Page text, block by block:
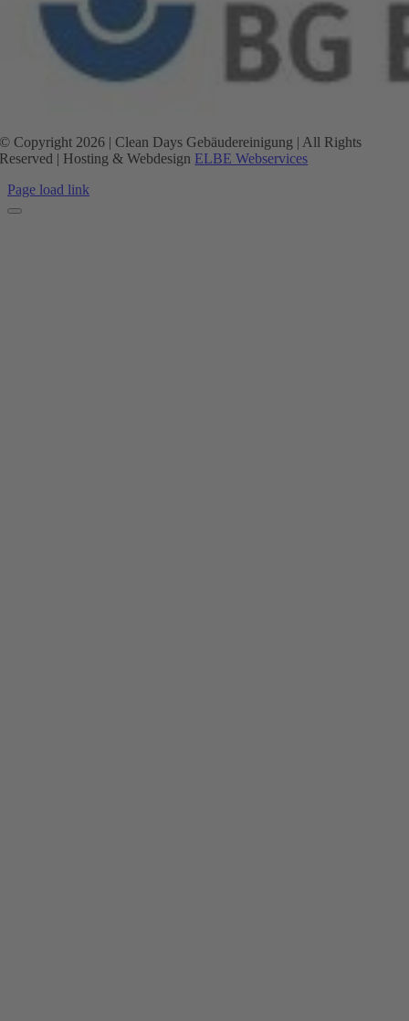
© Copyright 2026 | Clean Days Gebäudereinigung | All Rights
Reserved | Hosting & Webdesign ELBE Webservices
Page load link